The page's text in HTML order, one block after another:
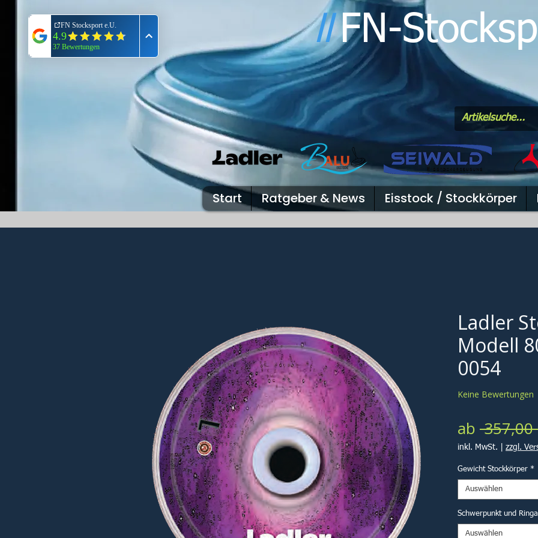
llFN-
Start Ratgeber & News Eisstock / Stockkörper
Ladler
Modell
0054
Keine Bewertungen
ab 357,00
inkl. MwSt. zzgl.
Gewicht Stockkörper *
Auswählen
Schwerpunkt und
Auswählen